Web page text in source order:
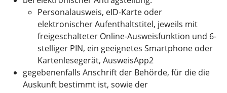
Personalausweis, eID-Karte oder
elektronischer Aufenthaltstitel, jeweils mit
freigeschalteter Online-Ausweisfunktion und 6-
stelliger PIN, ein geeignetes Smartphone oder
Kartenlesegerät, AusweisApp2
gegebenenfalls Anschrift der Behörde, für die die
Auskunft bestimmt ist, sowie der